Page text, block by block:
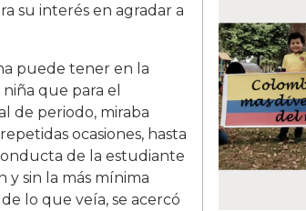
su interés en agradar a
puede tener en la
que para el
de periodo, miraba
ocasiones, hasta
de la estudiante
y sin la más mínima
lo que veía, se acercó